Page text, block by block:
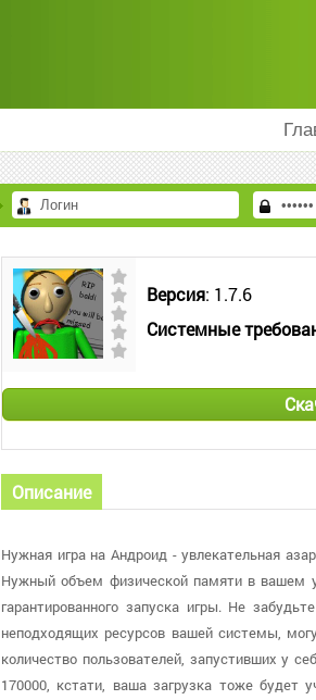
Версия: 1.7.6
Системные
Описание
Нужная игра на Андроид - увлекательная
Нужный объем физической памяти в вашем
гарантированного запуска игры. Не
неподходящих ресурсов вашей системы,
количество пользователей, запустивших у
170000, кстати, ваша загрузка тоже будет